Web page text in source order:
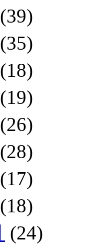
(39)
(35)
(18)
(19)
(26)
(28)
(17)
(18)
(24)